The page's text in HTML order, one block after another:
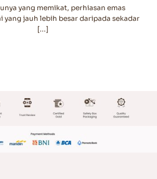
yang memikat, perhiasan emas
yang jauh lebih besar daripada sekadar
[...]